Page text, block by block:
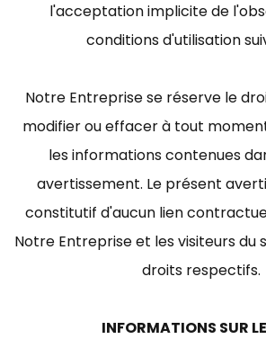
l'acceptation implicite de
conditions d'utilisation
Notre Entreprise se réserve le
modifier ou effacer à tout
les informations contenues
avertissement. Le présent
constitutif d'aucun lien
Notre Entreprise et les visiteurs du
droits respectifs.
INFORMATIONS SUR